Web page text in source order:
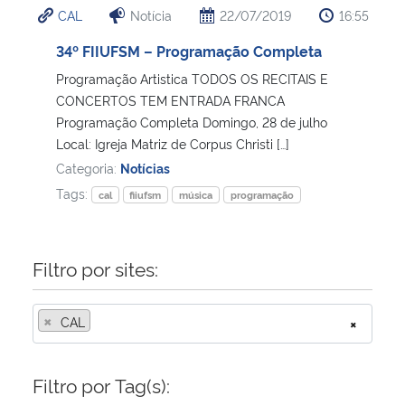
Ministério da Cidadania
Ministério de Minas e Energia
Ministério do Meio Ambiente
Ministério do Desenvolvimento Regional
Ministério da Mulher, da Família e dos Direitos Humanos
CAL Notícia 22/07/2019 16:55
34º FIIUFSM – Programação Completa
Programação Artistica TODOS OS RECITAIS E
CONCERTOS TEM ENTRADA FRANCA
Programação Completa Domingo, 28 de julho
Local: Igreja Matriz de Corpus Christi […]
Categoria: Notícias
Tags:
cal fiiufsm música programação
Filtro por sites:
×
× CAL
Filtro por Tag(s):